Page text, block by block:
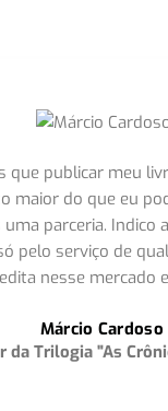
que publicar meu
maior do que eu
parceria. Indico
pelo serviço de
nesse mercado
Márcio Cardoso
da Trilogia "As